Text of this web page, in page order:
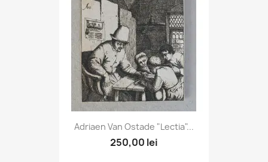
Adriaen Van Ostade "Lectia"...
250,00 lei